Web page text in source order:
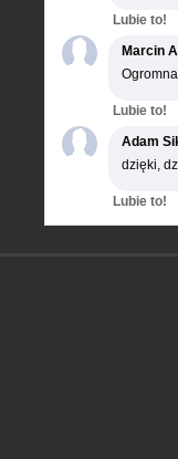
Lubie to!
Marcin
Lubie to!
Adam
dzięki,
Lubie to!